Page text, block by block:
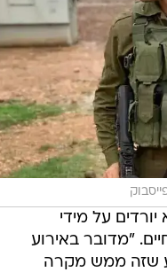
על מידי
"מדובר באירוע
שזה ממש מקרה